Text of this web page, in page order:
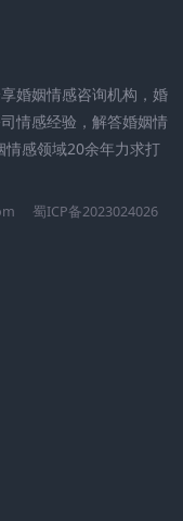
婚姻情感咨询机构，婚
情感经验，解答婚姻情
情感领域20余年力求打
蜀ICP备2023024026